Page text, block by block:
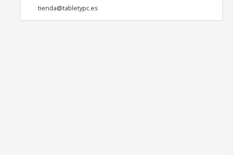
tienda@tabletypc.es